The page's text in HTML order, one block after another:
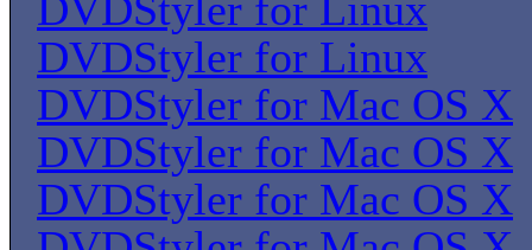
DVDStyler for Linux
DVDStyler for Linux
DVDStyler for Mac OS X
DVDStyler for Mac OS X
DVDStyler for Mac OS X